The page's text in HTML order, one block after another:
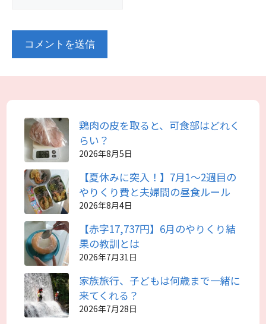
鶏肉の皮を取ると、可食部はどれく
らい？
2026年8月5日
【夏休みに突入！】7月1～2週目の
やりくり費と夫婦間の昼食ルール
2026年8月4日
【赤字17,737円】6月のやりくり結
果の教訓とは
2026年7月31日
家族旅行、子どもは何歳まで一緒に
来てくれる？
2026年7月28日